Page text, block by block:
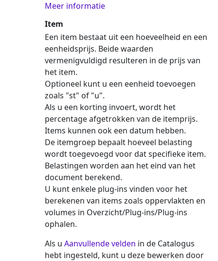
Meer informatie
Item
Een item bestaat uit een hoeveelheid en een
eenheidsprijs. Beide waarden
vermenigvuldigd resulteren in de prijs van
het item.
Optioneel kunt u een eenheid toevoegen
zoals "st" of "u".
Als u een korting invoert, wordt het
percentage afgetrokken van de itemprijs.
Items kunnen ook een datum hebben.
De itemgroep bepaalt hoeveel belasting
wordt toegevoegd voor dat specifieke item.
Belastingen worden aan het eind van het
document berekend.
U kunt enkele plug-ins vinden voor het
berekenen van items zoals oppervlakten en
volumes in Overzicht/Plug-ins/Plug-ins
ophalen.
Als u Aanvullende velden in de Catalogus
hebt ingesteld, kunt u deze bewerken door